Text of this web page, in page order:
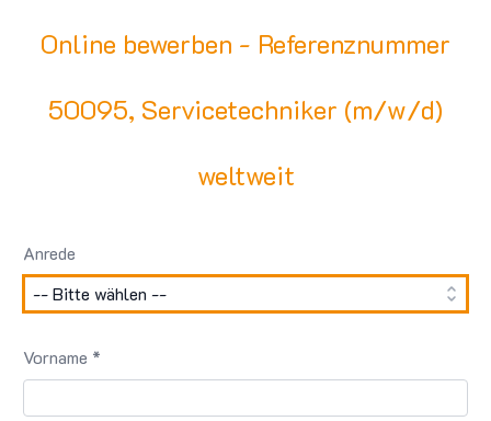
Online bewerben - Referenznummer
50095, Servicetechniker (m/w/d)
weltweit
Anrede
Vorname *